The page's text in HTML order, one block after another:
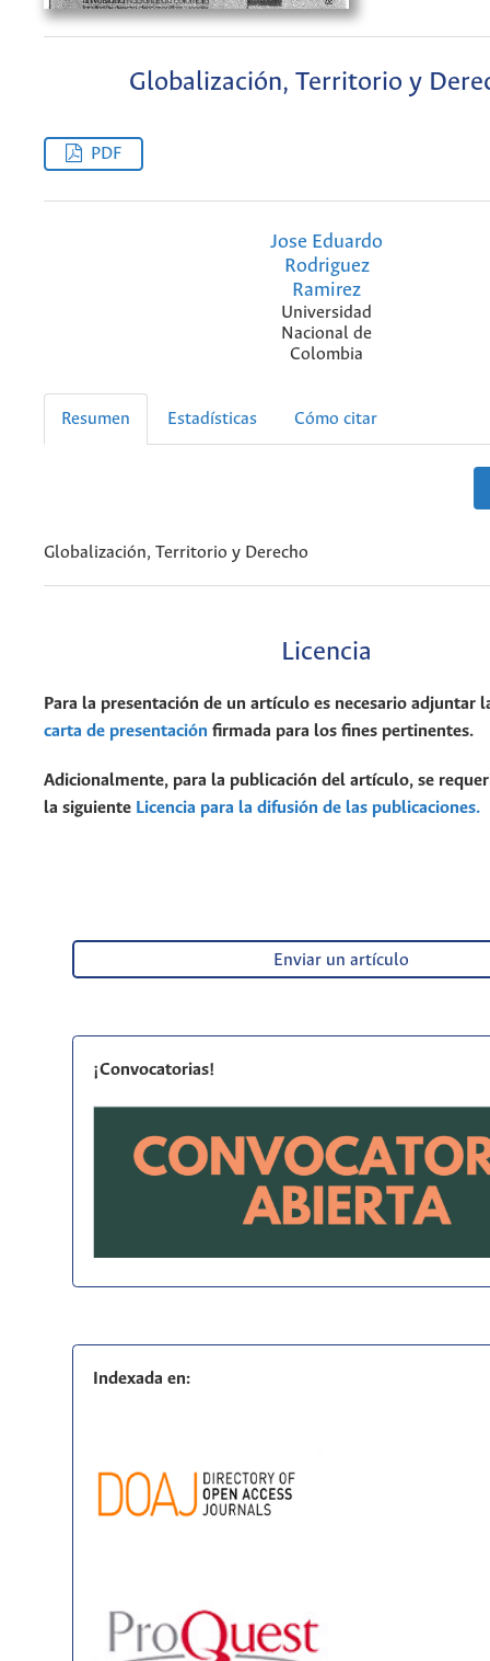
Globalización, Territorio y
PDF
Jose Eduardo
Rodriguez
Ramirez
Universidad
Nacional de
Colombia
Resumen Estadísticas Cómo citar
Globalización, Territorio y Derecho
Licencia
Para la presentación de un artículo es necesario adjuntar
carta de presentación firmada para los fines pertinentes.
Adicionalmente, para la publicación del artículo, se
la siguiente Licencia para la difusión de las publicaciones.
Enviar un artículo
¡Convocatorias!
Indexada en: